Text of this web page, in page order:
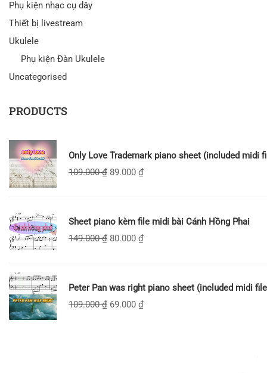
Phụ kiện nhạc cụ dây
Thiết bị livestream
Ukulele
Phụ kiện Đàn Ukulele
Uncategorised
PRODUCTS
Only Love Trademark piano sheet (included midi
109.000₫ 89.000 ₫
Sheet piano kèm file midi bài Cánh Hồng Phai
149.000₫ 80.000 ₫
Peter Pan was right piano sheet (included midi
109.000₫ 69.000 ₫